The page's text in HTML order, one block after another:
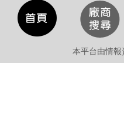
本平台由情報